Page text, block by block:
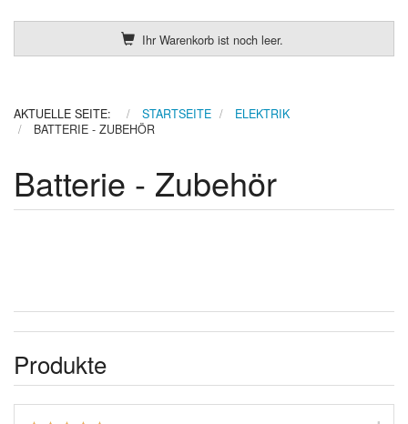
Ihr Warenkorb ist noch leer.
AKTUELLE SEITE: STARTSEITE
ELEKTRIK
BATTERIE - ZUBEHÖR
Batterie - Zubehör
Produkte